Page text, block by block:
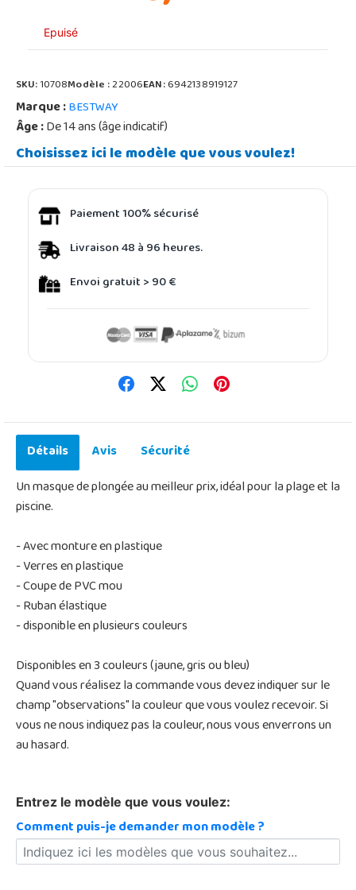
Epuisé
SKU:10708Modèle :22006EAN:6942138919127
Marque :BESTWAY
Âge :De 14 ans (âge indicatif)
Choisissez ici le modèle que vous voulez!
Paiement 100% sécurisé
Livraison 48 à 96 heures.
Envoi gratuit > 90 €
Détails Avis
Sécurité
Un masque de plongée au meilleur prix, idéal pour la plage et la
piscine.
- Avec monture en plastique
- Verres en plastique
- Coupe de PVC mou
- Ruban élastique
- disponible en plusieurs couleurs
Disponibles en 3 couleurs (jaune, gris ou bleu)
Quand vous réalisez la commande vous devez indiquer sur le
champ "observations" la couleur que vous voulez recevoir. Si
vous ne nous indiquez pas la couleur, nous vous enverrons un
au hasard.
Entrez le modèle que vous voulez:
Comment puis-je demander mon modèle ?